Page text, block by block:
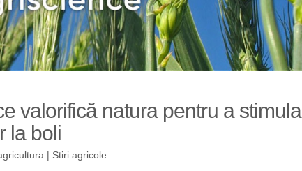
valorifică natura pentru a stimula
la boli
| Stiri agricole